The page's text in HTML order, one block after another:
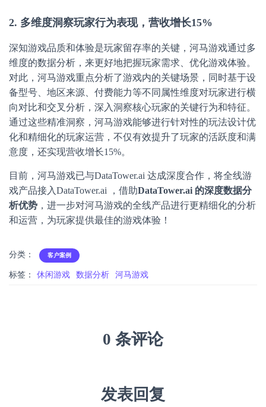
2. 多维度洞察玩家行为表现，营收增长15%
深知游戏品质和体验是玩家留存率的关键，河马游戏通过多
维度的数据分析，来更好地把握玩家需求、优化游戏体验。
对此，河马游戏重点分析了游戏内的关键场景，同时基于设
备型号、地区来源、付费能力等不同属性维度对玩家进行横
向对比和交叉分析，深入洞察核心玩家的关键行为和特征。
通过这些精准洞察，河马游戏能够进行针对性的玩法设计优
化和精细化的玩家运营，不仅有效提升了玩家的活跃度和满
意度，还实现营收增长15%。
目前，河马游戏已与DataTower.ai 达成深度合作，将全线游
戏产品接入DataTower.ai ，借助DataTower.ai 的深度数据分
析优势 ，进一步对河马游戏的全线产品进行更精细化的分析
和运营，为玩家提供最佳的游戏体验！
分类： 客户案例
标签： 休闲游戏 数据分析 河马游戏
0 条评论
发表回复